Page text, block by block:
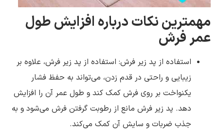
مهمترین نکات درباره افزایش طول
عمر فرش
استفاده از پد زیر فرش: استفاده از پد زیر فرش، علاوه بر
زیبایی و راحتی در قدم زدن، می‌تواند به حفظ فشار
یکنواخت بر روی فرش کمک کند و طول عمر آن را افزایش
دهد. پد زیر فرش مانع از رطوبت گرفتن فرش می‌شود و به
جذب ضربات و سایش آن کمک می‌کند.